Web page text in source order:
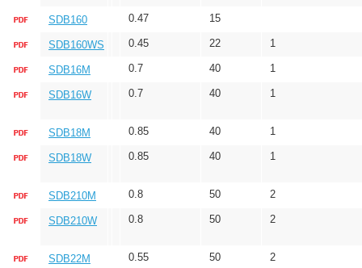
SDB160 0.47 15
SDB160WS 0.45 22 1
SDB16M 0.7 40 1
SDB16W 0.7 40 1
SDB18M 0.85 40 1
SDB18W 0.85 40 1
SDB210M 0.8 50 2
SDB210W 0.8 50 2
SDB22M 0.55 50 2